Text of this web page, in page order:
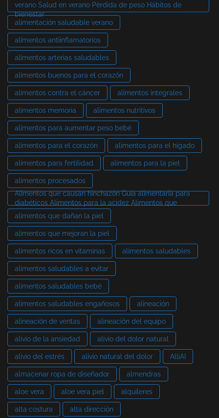
verano Salud en verano Pérdida de peso Hábitos de
bienestar
alimentación saludable verano
alimentos antiinflamatorios
alimentos arterias saludables
alimentos buenos para el corazón
alimentos contra el cáncer alimentos integrales
alimentos memoria alimentos nutritivos
alimentos para aumentar peso bebé
alimentos para el corazón alimentos para el hígado
alimentos para fertilidad alimentos para la piel
alimentos procesados
Alimentos que causan hinchazón Guía alimentaria para
diabéticos Alimentos para la acidez Alimentos que
alimentos que dañan la piel
alimentos que mejoran la piel
alimentos ricos en vitaminas alimentos saludables
alimentos saludables a evitar
alimentos saludables bebé
alimentos saludables engañosos alineación
alineación de ventas alineación del equipo
alivio de la ansiedad alivio del dolor natural
alivio del estrés alivio natural del dolor AlliAI
almacenar ropa de diseñador almendras
aloe vera aloe vera piel alquileres
alta costura alta dirección